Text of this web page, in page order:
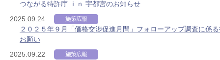
つながる特許庁 ｉｎ 宇都宮のお知らせ
2025.09.24
施策広報
２０２５年９月「価格交渉促進月間」フォローアップ調査に係
お願い
2025.09.22
施策広報